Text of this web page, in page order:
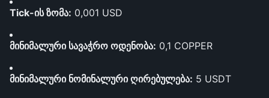
Tick-ის ზომა: 0,001 USD
მინიმალური სავაჭრო ოდენობა: 0,1 COPPER
მინიმალური ნომინალური ღირებულება: 5 USDT